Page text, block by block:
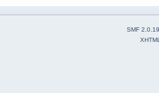
SMF 2.0.19